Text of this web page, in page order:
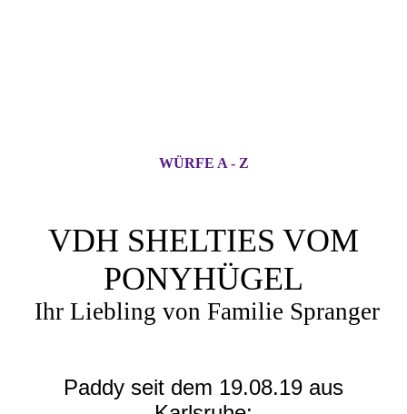
WÜRFE A - Z
VDH SHELTIES VOM
PONYHÜGEL
Ihr Liebling von Familie Spranger
Paddy seit dem 19.08.19 aus